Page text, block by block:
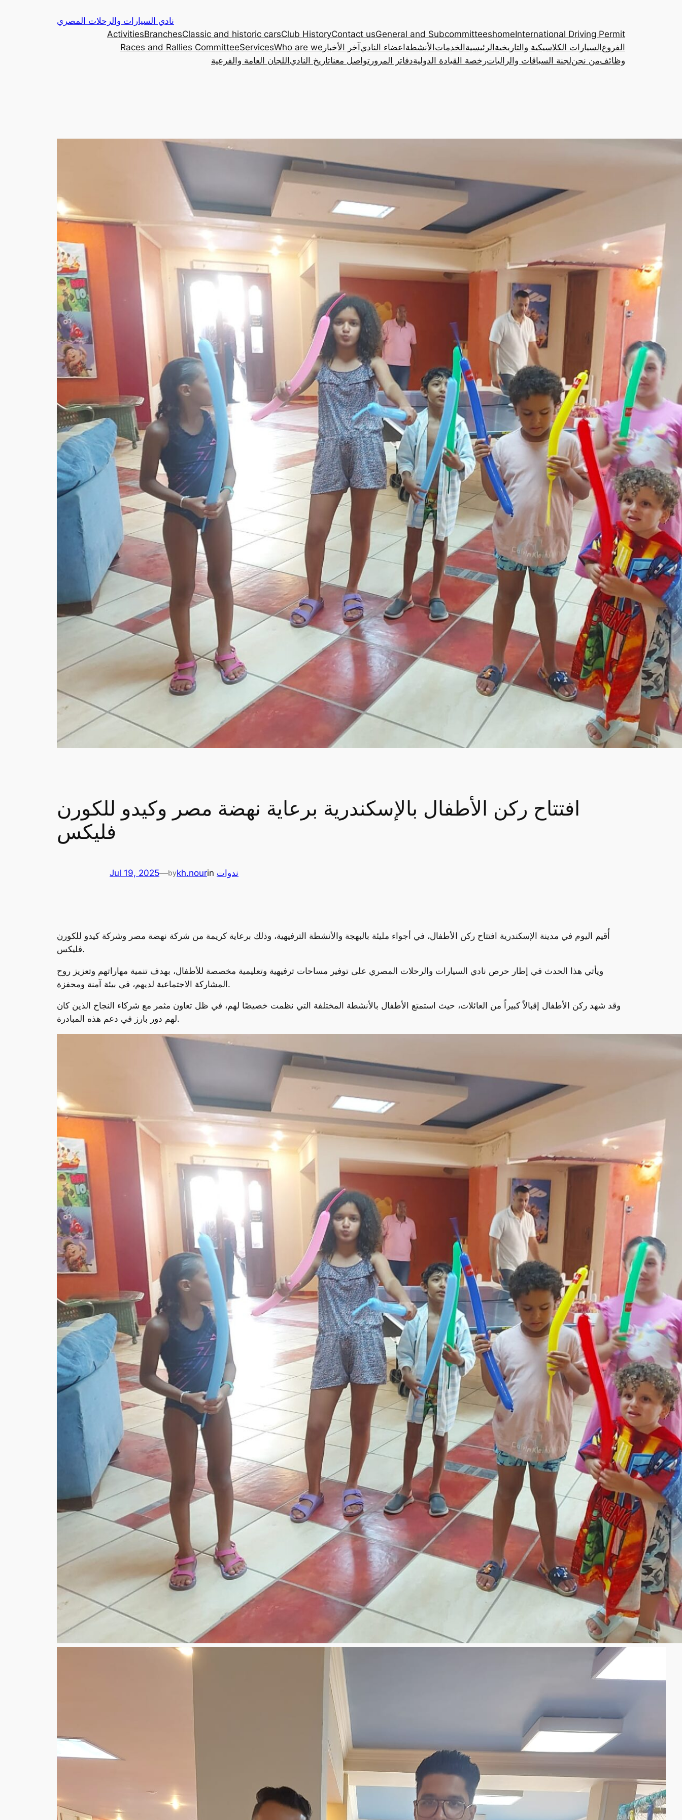
نادي السيارات والرحلات المصري
ActivitiesBranchesClassic and historic carsClub HistoryContact usGeneral and SubcommitteeshomeInternational Driving Permit
Races and Rallies CommitteeServicesWho are we آخر الأخبار اعضاء النادي الأنشطة الخدمات الرئيسية السيارات الكلاسيكية والتاريخية الفروع
اللجان العامة والفرعية تاريخ الناديتواصل معنا دفاتر المروررخصة القيادة الدوليةلجنة السباقات والرالياتمن نحنوظائف
افتتاح ركن الأطفال بالإسكندرية برعاية نهضة مصر وكيدو للكورن
فليكس
Jul 19, 2025—bykh.nourin ندوات
أُقيم اليوم في مدينة الإسكندرية افتتاح ركن الأطفال، في أجواء مليئة بالبهجة والأنشطة الترفيهية، وذلك برعاية كريمة من شركة نهضة مصر وشركة كيدو للكورن
فليكس.
ويأتي هذا الحدث في إطار حرص نادي السيارات والرحلات المصري على توفير مساحات ترفيهية وتعليمية مخصصة للأطفال، بهدف تنمية مهاراتهم وتعزيز روح
المشاركة الاجتماعية لديهم، في بيئة آمنة ومحفزة.
وقد شهد ركن الأطفال إقبالاً كبيراً من العائلات، حيث استمتع الأطفال بالأنشطة المختلفة التي نظمت خصيصًا لهم، في ظل تعاون مثمر مع شركاء النجاح الذين كان
لهم دور بارز في دعم هذه المبادرة.